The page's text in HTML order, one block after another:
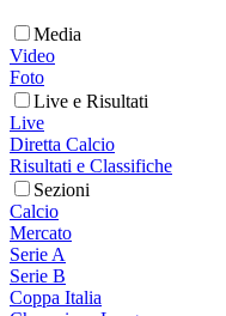
Media
Video
Foto
Live e Risultati
Live
Diretta Calcio
Risultati e Classifiche
Sezioni
Calcio
Mercato
Serie A
Serie B
Coppa Italia